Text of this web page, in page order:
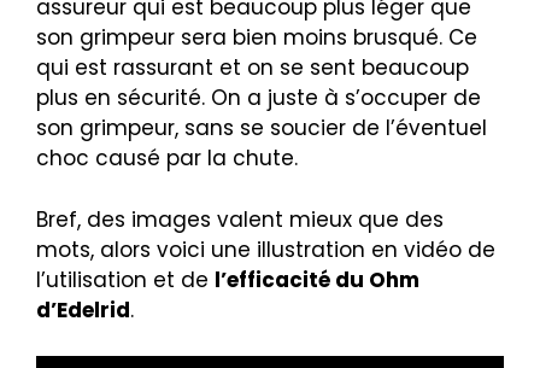
assureur qui est beaucoup plus léger que
son grimpeur sera bien moins brusqué. Ce
qui est rassurant et on se sent beaucoup
plus en sécurité. On a juste à s’occuper de
son grimpeur, sans se soucier de l’éventuel
choc causé par la chute.
Bref, des images valent mieux que des
mots, alors voici une illustration en vidéo de
l’utilisation et de l’efficacité du Ohm
d’Edelrid.